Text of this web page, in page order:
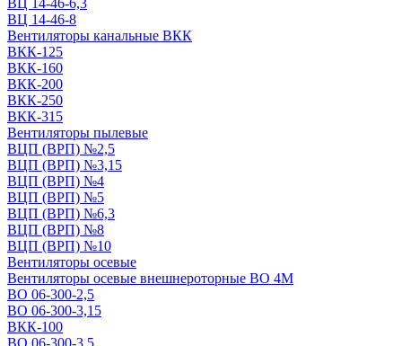
ВЦ 14-46-6,3
ВЦ 14-46-8
Вентиляторы канальные ВКК
ВКК-125
ВКК-160
ВКК-200
ВКК-250
ВКК-315
Вентиляторы пылевые
ВЦП (ВРП) №2,5
ВЦП (ВРП) №3,15
ВЦП (ВРП) №4
ВЦП (ВРП) №5
ВЦП (ВРП) №6,3
ВЦП (ВРП) №8
ВЦП (ВРП) №10
Вентиляторы осевые
Вентиляторы осевые внешнероторные ВО 4М
ВО 06-300-2,5
ВО 06-300-3,15
ВКК-100
ВО 06-300-3,5